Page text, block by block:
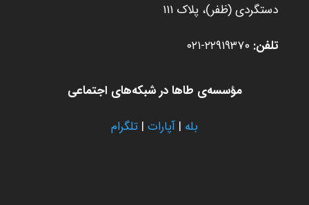
دستگردی (ظفر)، پلاک ۱۱۱
تلفن:
مؤسسه‌ی طاها در شبکه‌های اجتماعی
بله | آپارات | تلگرام